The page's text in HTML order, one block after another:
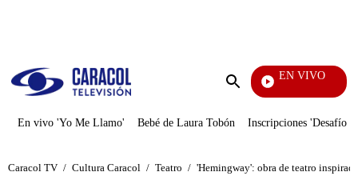
Enviar
EN VIVO
También Caerás
En vivo 'Yo Me Llamo' Bebé de Laura Tobón Inscripciones 'Desafío'
Caracol TV / Cultura Caracol / Teatro / 'Hemingway': obra de teatro